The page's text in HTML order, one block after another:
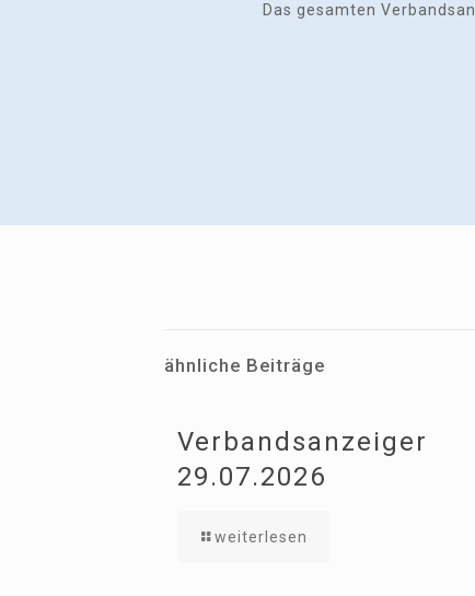
Das gesamten
ähnliche Beiträge
Verbandsanzeiger
29.07.2026
weiterlesen